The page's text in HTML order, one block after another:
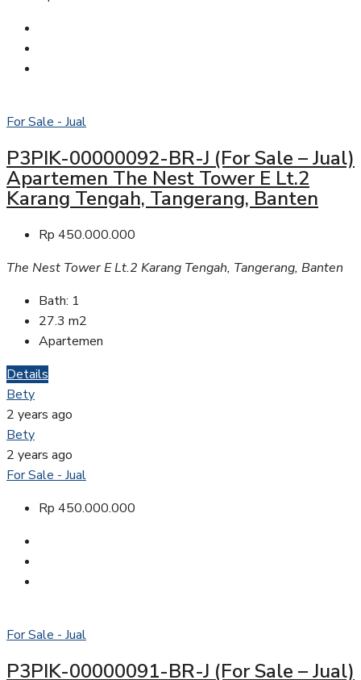
For Sale - Jual
P3PIK-00000092-BR-J (For Sale – Jual)
Apartemen The Nest Tower E Lt.2
Karang Tengah, Tangerang, Banten
Rp 450.000.000
The Nest Tower E Lt.2 Karang Tengah, Tangerang, Banten
Bath: 1
27.3 m2
Apartemen
Details
Bety
2 years ago
Bety
2 years ago
For Sale - Jual
Rp 450.000.000
For Sale - Jual
P3PIK-00000091-BR-J (For Sale – Jual)